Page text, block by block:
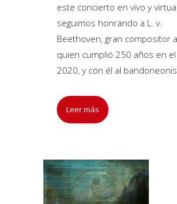
este concierto en vivo y
seguimos honrando a L. v.
Beethoven, gran compositor
quien cumplió 250 años en
2020, y con él al
Leer más